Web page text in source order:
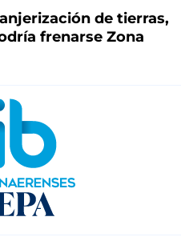
de tierras,
frenarse Zona